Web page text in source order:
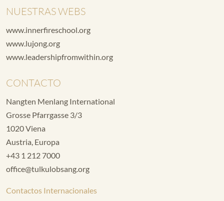
NUESTRAS WEBS
www.innerfireschool.org
www.lujong.org
www.leadershipfromwithin.org
CONTACTO
Nangten Menlang International
Grosse Pfarrgasse 3/3
1020 Viena
Austria, Europa
+43 1 212 7000
office@tulkulobsang.org
Contactos Internacionales